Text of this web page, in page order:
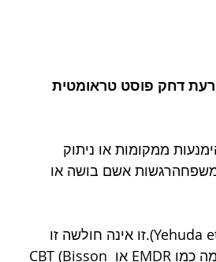
דחק פוסט טראומטית
ממקומות או ניתוק
אשם בושה או
שניתן לטפל בה באמצעות טיפולים ממוקדי טראומה כמו EMDR או CBT (Bisson